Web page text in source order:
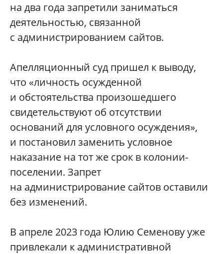
на два года запретили заниматься
деятельностью, связанной
с администрированием сайтов.
Апелляционный суд пришел к выводу,
что «личность осужденной
и обстоятельства произошедшего
свидетельствуют об отсутствии
оснований для условного осуждения»,
и постановил заменить условное
наказание на тот же срок в колонии-
поселении. Запрет
на администрирование сайтов оставили
без изменений.
В апреле 2023 года Юлию Семенову уже
привлекали к административной